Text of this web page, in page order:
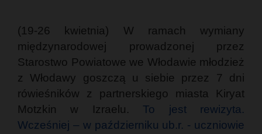
(19-26 kwietnia) W ramach wymiany
międzynarodowej prowadzonej przez
Starostwo Powiatowe we Włodawie młodzież
z Włodawy goszczą u siebie przez 7 dni
rówieśników z partnerskiego miasta Kiryat
Motzkin w Izraelu. To jest rewizyta.
Wcześniej – w październiku ub.r. - uczniowie